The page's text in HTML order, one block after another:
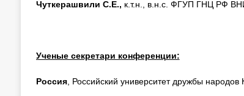
Чуткерашвили С.Е., к.т.н., в.н.с. ФГУП ГНЦ РФ
Ученые секретари конференции:
Россия, Российский университет дружбы народов